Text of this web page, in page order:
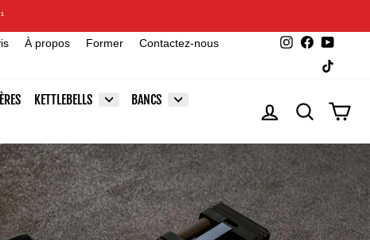
1
À propos Former
Contactez-nous
Instagram
Facebook
KETTLEBELLS
BANCS
SE CONNECTER